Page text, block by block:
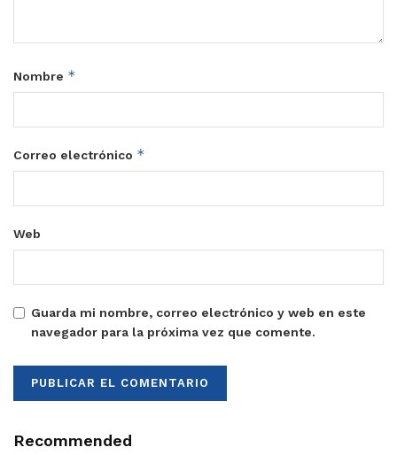
Nombre *
Correo electrónico *
Web
Guarda mi nombre, correo electrónico y web en este
navegador para la próxima vez que comente.
Recommended